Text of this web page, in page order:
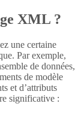
XML ?
une certaine
Par exemple,
de données,
de modèle
et d’attributs
significative :